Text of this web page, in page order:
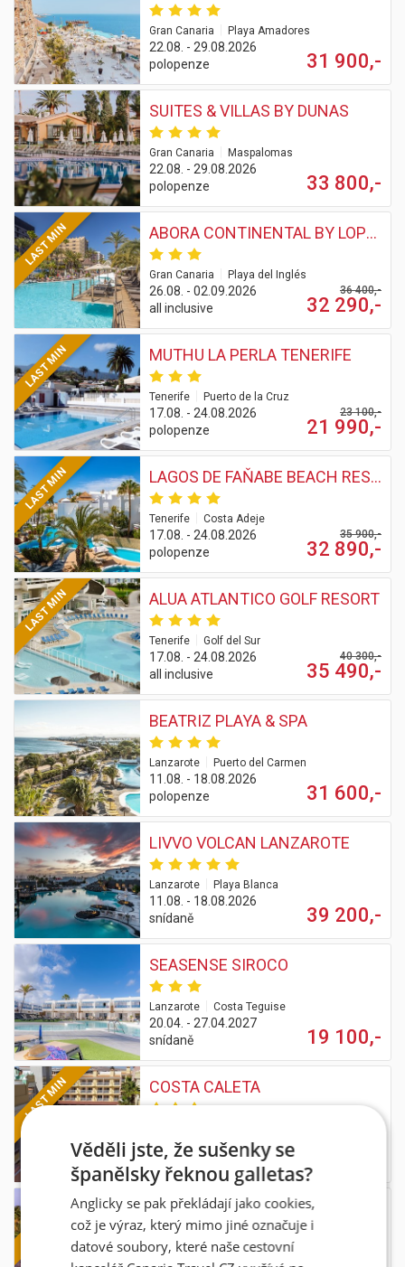
Gran Canaria Playa Amadores
22.08. - 29.08.2026
polopenze
31 900,-
SUITES & VILLAS BY DUNAS
Gran Canaria Maspalomas
22.08. - 29.08.2026
polopenze
33 800,-
LAST MIN ABORA CONTINENTAL BY LOPESAN HOTELS
Gran Canaria Playa del Inglés
26.08. - 02.09.2026
all inclusive
36 400,-
32 290,-
LAST MIN MUTHU LA PERLA TENERIFE
Tenerife Puerto de la Cruz
17.08. - 24.08.2026
polopenze
23 100,-
21 990,-
LAST MIN LAGOS DE FAŇABE BEACH RESORT
Tenerife Costa Adeje
17.08. - 24.08.2026
polopenze
35 900,-
32 890,-
LAST MIN ALUA ATLANTICO GOLF RESORT
Tenerife Golf del Sur
17.08. - 24.08.2026
all inclusive
40 300,-
35 490,-
BEATRIZ PLAYA & SPA
Lanzarote Puerto del Carmen
11.08. - 18.08.2026
polopenze
31 600,-
LIVVO VOLCAN LANZAROTE
Lanzarote Playa Blanca
11.08. - 18.08.2026
snídaně
39 200,-
SEASENSE SIROCO
Lanzarote Costa Teguise
20.04. - 27.04.2027
snídaně
19 100,-
LAST MIN COSTA CALETA
13.08. - 20.08.2026
all inclusive
IFA ALTAMARENA
Fuerteventura | Morro Jable
Věděli jste, že sušenky se
španělsky řeknou galletas?
Anglicky se pak překládají jako cookies,
což je výraz, který mimo jiné označuje i
datové soubory, které naše cestovní